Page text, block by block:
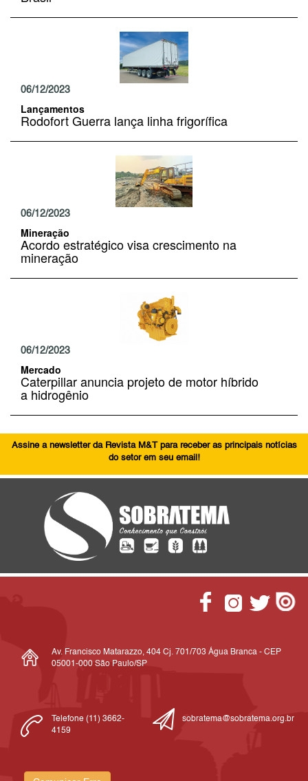
06/12/2023
Lançamentos
Rodofort Guerra lança linha frigorífica
06/12/2023
Mineração
Acordo estratégico visa crescimento na
mineração
06/12/2023
Mercado
Caterpillar anuncia projeto de motor híbrido
a hidrogênio
Assine a newsletter da Revista M&T para receber as principais notícias
do setor em seu email!
Av. Francisco Matarazzo, 404 Cj. 701/703 Água Branca - CEP
05001-000 São Paulo/SP
Telefone (11) 3662-
4159
sobratema@sobratema.org.br